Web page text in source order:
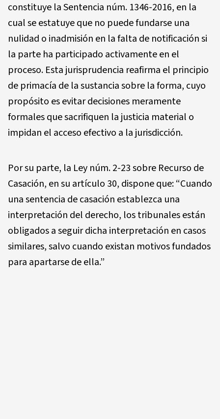
constituye la Sentencia núm. 1346-2016, en la
cual se estatuye que no puede fundarse una
nulidad o inadmisión en la falta de notificación si
la parte ha participado activamente en el
proceso. Esta jurisprudencia reafirma el principio
de primacía de la sustancia sobre la forma, cuyo
propósito es evitar decisiones meramente
formales que sacrifiquen la justicia material o
impidan el acceso efectivo a la jurisdicción.
Por su parte, la Ley núm. 2-23 sobre Recurso de
Casación, en su artículo 30, dispone que: “Cuando
una sentencia de casación establezca una
interpretación del derecho, los tribunales están
obligados a seguir dicha interpretación en casos
similares, salvo cuando existan motivos fundados
para apartarse de ella.”